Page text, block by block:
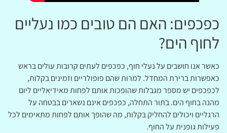
כפכפים: האם הם טובים כמו נעליים
לחוף הים?
כאשר אנו חושבים על נעלי חוף, כפכפים לעתים קרובות עולים בראש
כאפשרות ברירת המחדל. למרות שהם פופולריים וזמינים בקלות,
לכפכפים יש מספר מגבלות שהופכות אותם לפחות מאידיאליים ליום
מהנה בחוף הים. בתור התחלה, כפכפים אינם נשארים בבטחה על
הרגליים ויכולים להחליק בקלות, מה שהופך אותם לפחות מתאימים לכל
פעילות גופנית על החוף.